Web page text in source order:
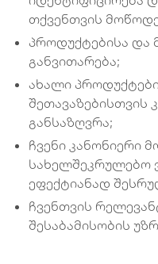
თქვენთვის
პროდუქტებისა და
განვითარება;
ახალი
შეთავაზებისთვის
განსაზღვრა;
ჩვენი კანონიერი
სახელშეკრულებო
ეფექტიანად
ჩვენთვის
შესაბამისობის